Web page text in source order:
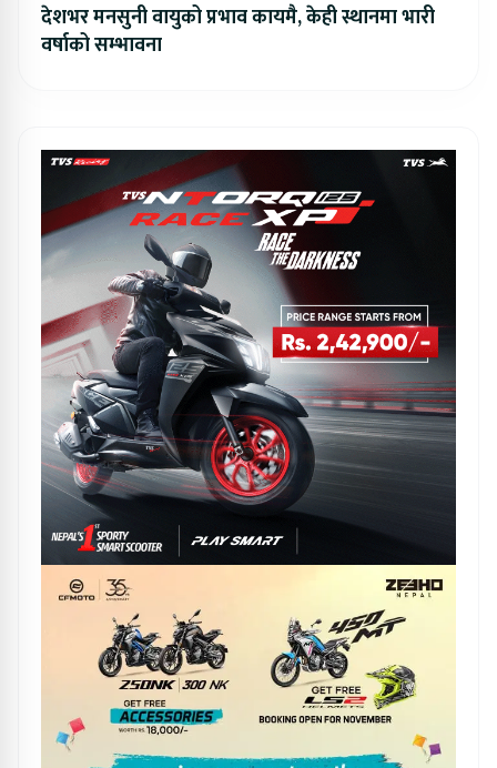
देशभर मनसुनी वायुको प्रभाव कायमै, केही स्थानमा भारी
वर्षाको सम्भावना